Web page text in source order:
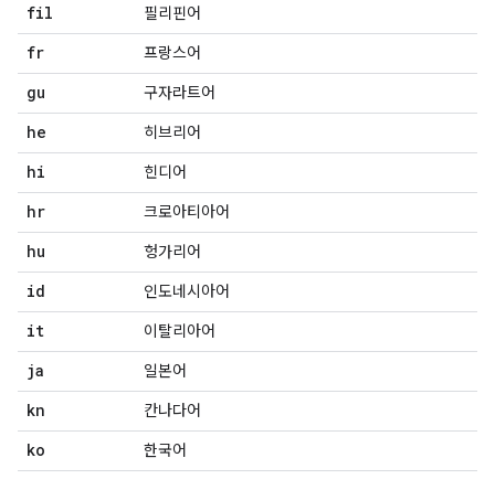
fil 필리핀어
fr 프랑스어
gu 구자라트어
he 히브리어
hi 힌디어
hr 크로아티아어
hu 헝가리어
id 인도네시아어
it 이탈리아어
ja 일본어
kn 칸나다어
ko 한국어